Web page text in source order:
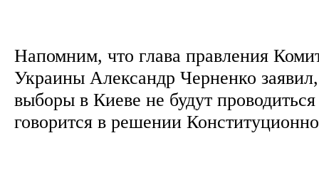
Напомним, что глава правления
Украины Александр Черненко
выборы в Киеве не будут
говорится в решении